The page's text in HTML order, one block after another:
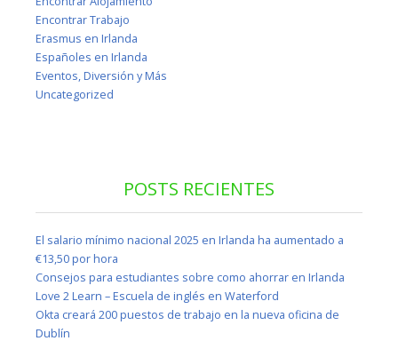
Encontrar Trabajo
Erasmus en Irlanda
Españoles en Irlanda
Eventos, Diversión y Más
Uncategorized
POSTS RECIENTES
El salario mínimo nacional 2025 en Irlanda ha aumentado a
€13,50 por hora
Consejos para estudiantes sobre como ahorrar en Irlanda
Love 2 Learn – Escuela de inglés en Waterford
Okta creará 200 puestos de trabajo en la nueva oficina de
Dublín